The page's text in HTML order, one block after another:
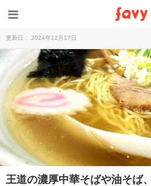
更新日： 2024年12月17日
王道の濃厚中華そばや油そば